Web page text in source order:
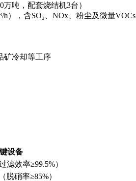
吨，配套烧结机3台）
h），含SO₂、NOx、粉尘及微量VOCs
矿冷却等工序
设备
滤效率≥99.5%）
脱硝率≥85%）